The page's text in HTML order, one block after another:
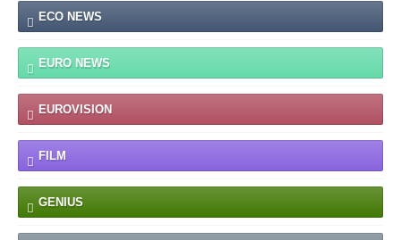
ECO NEWS
EURO NEWS
EUROVISION
FILM
GENIUS